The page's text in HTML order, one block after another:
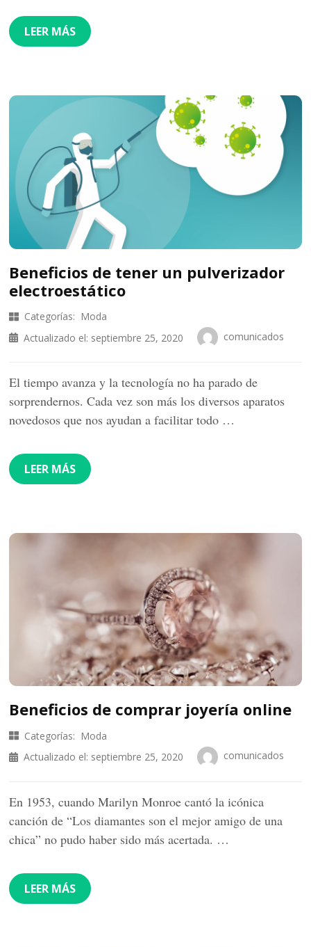
LEER MÁS
Beneficios de tener un pulverizador
electroestático
Categorías: Moda
Actualizado el: septiembre 25, 2020 comunicados
El tiempo avanza y la tecnología no ha parado de
sorprendernos. Cada vez son más los diversos aparatos
novedosos que nos ayudan a facilitar todo …
LEER MÁS
Beneficios de comprar joyería online
Categorías: Moda
Actualizado el: septiembre 25, 2020 comunicados
En 1953, cuando Marilyn Monroe cantó la icónica
canción de “Los diamantes son el mejor amigo de una
chica” no pudo haber sido más acertada. …
LEER MÁS